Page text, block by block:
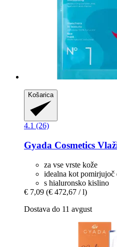
Košarica
4.1 (26)
Gyada Cosmetics
za vse vrste kože
idealna kot pomirjujoč
s hialuronsko kislino
€ 7,09 (€ 472,67 / l)
Dostava do 11 avgust